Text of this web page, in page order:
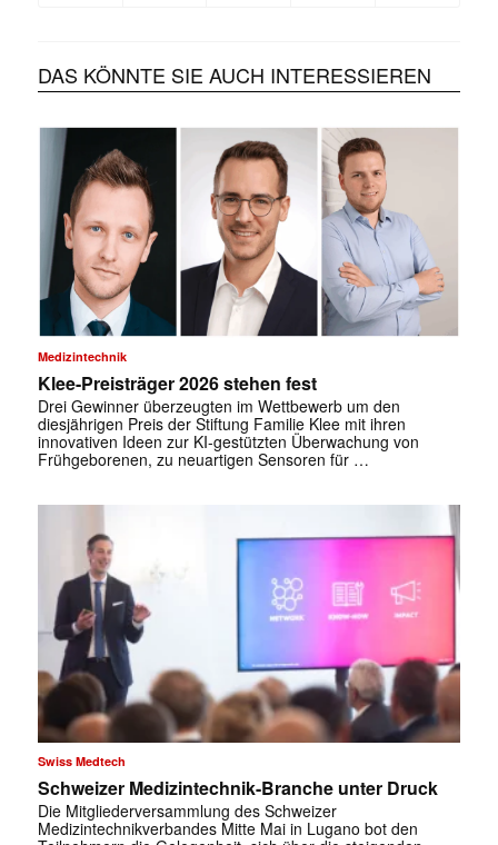
DAS KÖNNTE SIE AUCH INTERESSIEREN
Medizintechnik
Klee-Preisträger 2026 stehen fest
Drei Gewinner überzeugten im Wettbewerb um den
diesjährigen Preis der Stiftung Familie Klee mit ihren
innovativen Ideen zur KI-gestützten Überwachung von
Frühgeborenen, zu neuartigen Sensoren für …
Swiss Medtech
Schweizer Medizintechnik-Branche unter Druck
Die Mitgliederversammlung des Schweizer
Medizintechnikverbandes Mitte Mai in Lugano bot den